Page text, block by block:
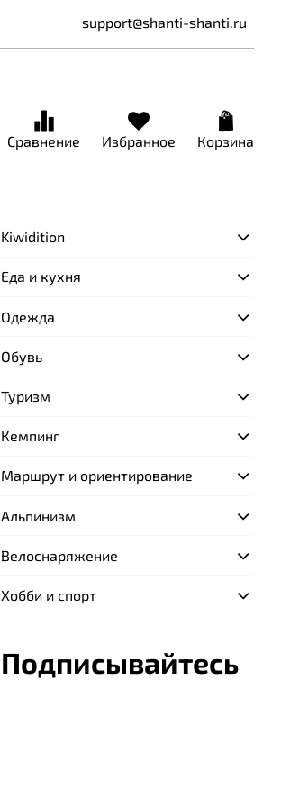
support@shanti-shanti.ru
Сравнение Избранное Корзина
Kiwidition
Еда и кухня
Одежда
Обувь
Туризм
Кемпинг
Маршрут и ориентирование
Альпинизм
Велоснаряжение
Хобби и спорт
Подписывайтесь